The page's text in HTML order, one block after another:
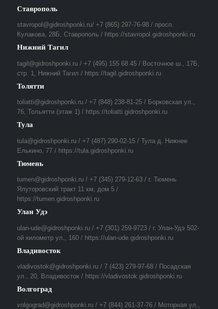
Ставрополь
stavropol@gidroshponki.ru/ +7 (865) 297-76-98 / просп.
Кулакова, 28Б, Ставрополь / https://stavropol.gidroshponki.ru
Нижний Тагил
tagil@gidroshponki.ru / +7 (495) 155 68 45 / Восточное ш., 17Б,
стр. 1, Нижний Тагил / https://tagil.gidroshponki.ru
Толятти
toliatti@gidroshponki.ru / +7 (848) 238-81-25 / Борковская ул.,
76, Тольятти (этаж 1) / https://toliatti.gidroshponki.ru
Тула
tula@gidroshponki.ru / +7 (487) 290-02-15 / Тула д. Нижнее
Елькино, 77 / https://tula.gidroshponki.ru
Тюмень
tumen@gidroshponki.ru / +7 (345) 279-12-63 / г. Тюмень
Ялуторовский тракт 11 км, дом 5 /
https://tumen.gidroshponki.ru
Улан Удэ
ulan-ude@gidroshponki.ru / +7 (301) 259-9723 / г. Улан-Удэ 502-
ой километр ул., 160 / https://ulan-ude.gidroshponki.ru
Владивосток
vladivostok@gidroshponki.ru / 7 (423) 279-97-68 / Посадская
ул., 20, Владивосток / https://vladivostok.gidroshponki.ru
Волгоград
volgograd@gidroshponki.ru / +7 (844) 261-37-76 / Моторная ул.,